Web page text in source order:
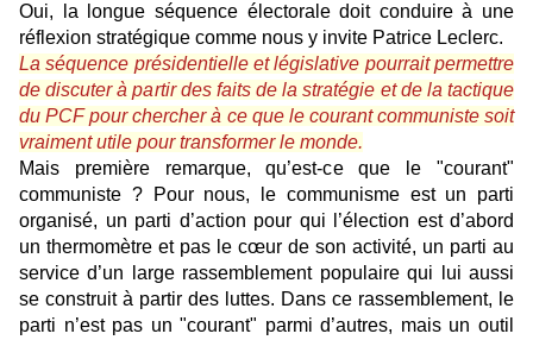
Oui, la longue séquence électorale doit conduire à une
réflexion stratégique comme nous y invite Patrice Leclerc.
La séquence présidentielle et législative pourrait permettre
de discuter à partir des faits de la stratégie et de la tactique
du PCF pour chercher à ce que le courant communiste soit
vraiment utile pour transformer le monde.
Mais première remarque, qu’est-ce que le "courant"
communiste ? Pour nous, le communisme est un parti
organisé, un parti d’action pour qui l’élection est d’abord
un thermomètre et pas le cœur de son activité, un parti au
service d’un large rassemblement populaire qui lui aussi
se construit à partir des luttes. Dans ce rassemblement, le
parti n’est pas un "courant" parmi d’autres, mais un outil